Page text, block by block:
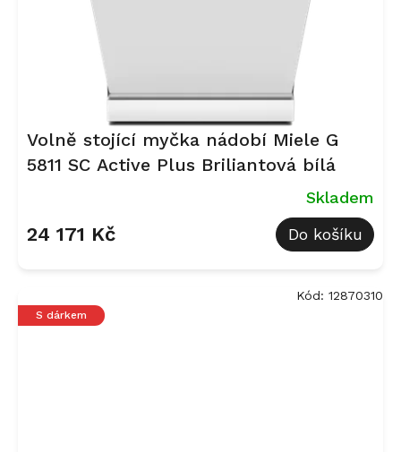
Volně stojící myčka nádobí Miele G
5811 SC Active Plus Briliantová bílá
Skladem
24 171 Kč Do košíku
S dárkem
Kód: 12870310